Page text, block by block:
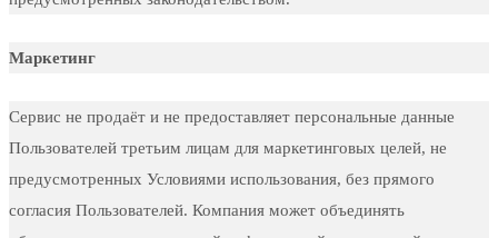
Маркетинг
Сервис не продаёт и не предоставляет персональные данные
Пользователей третьим лицам для маркетинговых целей, не
предусмотренных Условиями использования, без прямого
согласия Пользователей. Компания может объединять